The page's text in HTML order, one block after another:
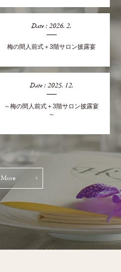
Date : 2026. 2.
梅の間人前式＋3階サロン披露宴
Date : 2025. 12.
～梅の間人前式＋3階サロン披露宴
～
More